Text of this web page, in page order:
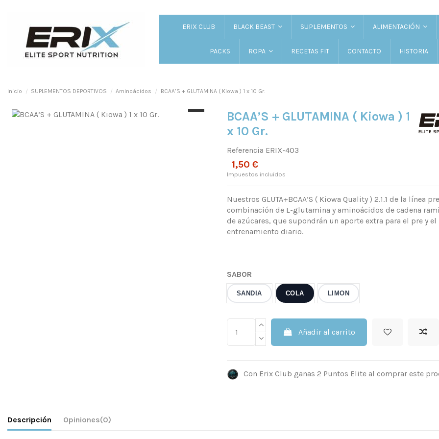
ERIX CLUB BLACK BEAST SUPLEMENTOS ALIMENTACIÓN
PACKS ROPA RECETAS FIT CONTACTO HISTORIA
Inicio SUPLEMENTOS DEPORTIVOS Aminoácidos BCAA’S + GLUTAMINA ( Kiowa ) 1 x 10 Gr.
BCAA’S + GLUTAMINA ( Kiowa ) 1
x 10 Gr.
Referencia ERIX-403
1,50 €
Impuestos incluidos
Nuestros GLUTA+BCAA’S ( Kiowa Quality ) 2.1.1 de la línea
combinación de L-glutamina y aminoácidos de cadena
de azúcares, que supondrán un aporte extra para el pre y
entrenamiento diario.
SABOR
SANDIA COLA LIMON
Añadir al carrito
Con Erix Club ganas 2 Puntos Elite al comprar este
Descripción Opiniones(0)